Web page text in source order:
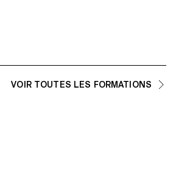
VOIR TOUTES LES FORMATIONS